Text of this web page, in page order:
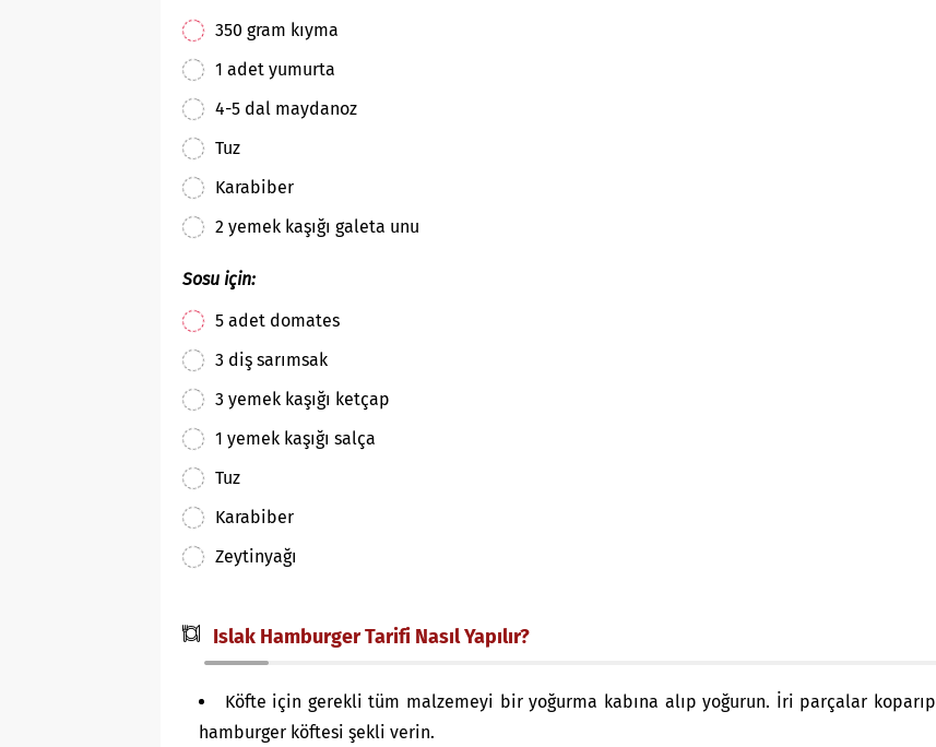
350 gram kıyma
1 adet yumurta
4-5 dal maydanoz
Tuz
Karabiber
2 yemek kaşığı galeta unu
Sosu için:
5 adet domates
3 diş sarımsak
3 yemek kaşığı ketçap
1 yemek kaşığı salça
Tuz
Karabiber
Zeytinyağı
Islak Hamburger Tarifi Nasıl Yapılır?
Köfte için gerekli tüm malzemeyi bir yoğurma kabına alıp yoğurun. İri parçalar koparıp
hamburger köftesi şekli verin.